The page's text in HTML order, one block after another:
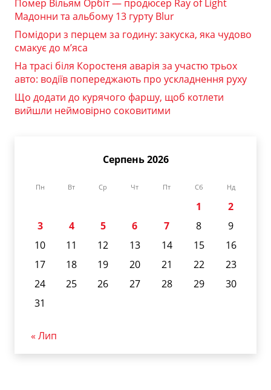
Помер Вільям Орбіт — продюсер Ray of Light
Мадонни та альбому 13 гурту Blur
Помідори з перцем за годину: закуска, яка чудово
смакує до м’яса
На трасі біля Коростеня аварія за участю трьох
авто: водіїв попереджають про ускладнення руху
Що додати до курячого фаршу, щоб котлети
вийшли неймовірно соковитими
Серпень 2026
Пн Вт Ср Чт Пт Сб Нд
1
2
3
4 5 6 7 8
9
10
11 12 13 14 15
16
17
18 19 20 21 22
23
24
25 26 27 28 29
30
31
« Лип